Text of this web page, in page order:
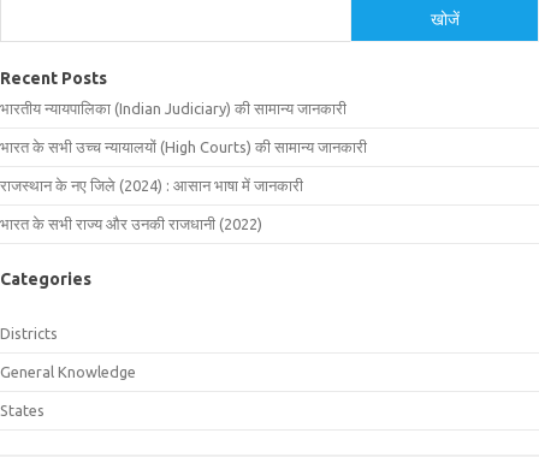
खोजें
Recent Posts
भारतीय न्यायपालिका (Indian Judiciary) की सामान्य जानकारी
भारत के सभी उच्च न्यायालयों (High Courts) की सामान्य जानकारी
राजस्थान के नए जिले (2024) : आसान भाषा में जानकारी
भारत के सभी राज्य और उनकी राजधानी (2022)
Categories
Districts
General Knowledge
States